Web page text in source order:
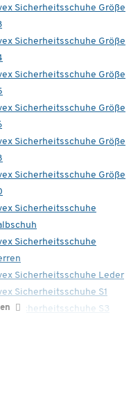
Sicherheitsschuhe Größe
Sicherheitsschuhe Größe
Sicherheitsschuhe Größe
Sicherheitsschuhe Größe
Sicherheitsschuhe Größe
Sicherheitsschuhe Größe
Sicherheitsschuhe
Sicherheitsschuhe
Sicherheitsschuhe Leder
Sicherheitsschuhe S1
Sicherheitsschuhe S3